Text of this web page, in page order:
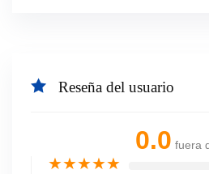
Reseña del usuario
0.0 fuera
★★★★★